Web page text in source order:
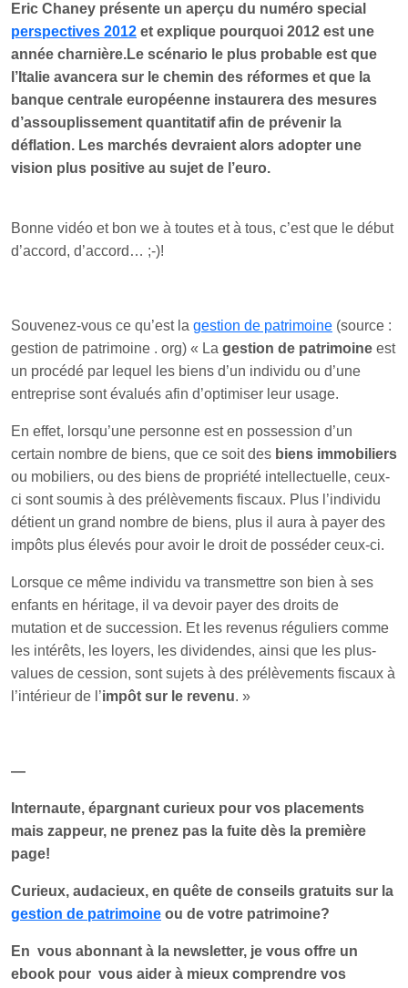
Eric Chaney présente un aperçu du numéro special
perspectives 2012 et explique pourquoi 2012 est une
année charnière.Le scénario le plus probable est que
l’Italie avancera sur le chemin des réformes et que la
banque centrale européenne instaurera des mesures
d’assouplissement quantitatif afin de prévenir la
déflation. Les marchés devraient alors adopter une
vision plus positive au sujet de l’euro.
Bonne vidéo et bon we à toutes et à tous, c’est que le début
d’accord, d’accord… ;-)!
Souvenez-vous ce qu’est la gestion de patrimoine (source :
gestion de patrimoine . org) « La gestion de patrimoine est
un procédé par lequel les biens d’un individu ou d’une
entreprise sont évalués afin d’optimiser leur usage.
En effet, lorsqu’une personne est en possession d’un
certain nombre de biens, que ce soit des biens immobiliers
ou mobiliers, ou des biens de propriété intellectuelle, ceux-
ci sont soumis à des prélèvements fiscaux. Plus l’individu
détient un grand nombre de biens, plus il aura à payer des
impôts plus élevés pour avoir le droit de posséder ceux-ci.
Lorsque ce même individu va transmettre son bien à ses
enfants en héritage, il va devoir payer des droits de
mutation et de succession. Et les revenus réguliers comme
les intérêts, les loyers, les dividendes, ainsi que les plus-
values de cession, sont sujets à des prélèvements fiscaux à
l’intérieur de l’impôt sur le revenu. »
—
Internaute, épargnant curieux pour vos placements
mais zappeur, ne prenez pas la fuite dès la première
page!
Curieux, audacieux, en quête de conseils gratuits sur la
gestion de patrimoine ou de votre patrimoine?
En vous abonnant à la newsletter, je vous offre un
ebook pour vous aider à mieux comprendre vos